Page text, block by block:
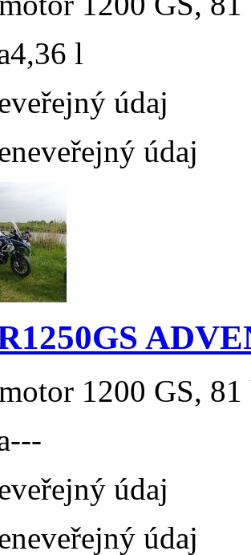
4,36 l
údaj
neveřejný údaj
1200 GS,
---
údaj
neveřejný údaj